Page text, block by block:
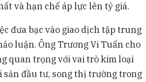
và hạn chế áp lực lên tỷ giá.
đưa bạc vào giao dịch tập trung
luận. Ông Trương Vi Tuấn cho
quan trọng với vai trò kim loại
sản đầu tư, song thị trường trong